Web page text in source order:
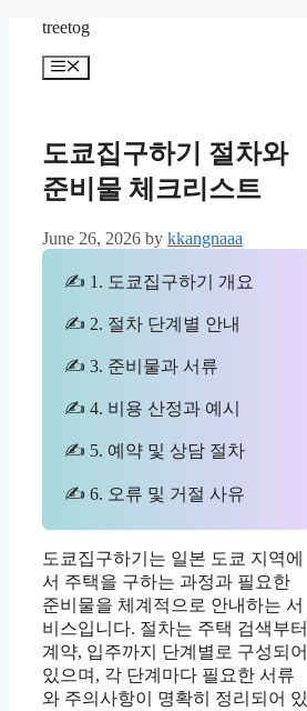
content
treetog
Menu
도쿄집구하기 절차와
준비물 체크리스트
June 26, 2026 by kkangnaaa
✍ 1. 도쿄집구하기 개요
✍ 2. 절차 단계별 안내
✍ 3. 준비물과 서류
✍ 4. 비용 산정과 예시
✍ 5. 예약 및 상담 절차
✍ 6. 오류 및 거절 사유
도쿄집구하기는 일본 도쿄 지역에
서 주택을 구하는 과정과 필요한
준비물을 체계적으로 안내하는 서
비스입니다. 절차는 주택 검색부터
계약, 입주까지 단계별로 구성되어
있으며, 각 단계마다 필요한 서류
와 주의사항이 명확히 정리되어 있